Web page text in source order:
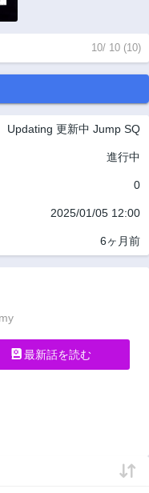
10/ 10 (10)
Updating 更新中 Jump SQ
進行中
0
2025/01/05 12:00
6ヶ月前
最新話を読む